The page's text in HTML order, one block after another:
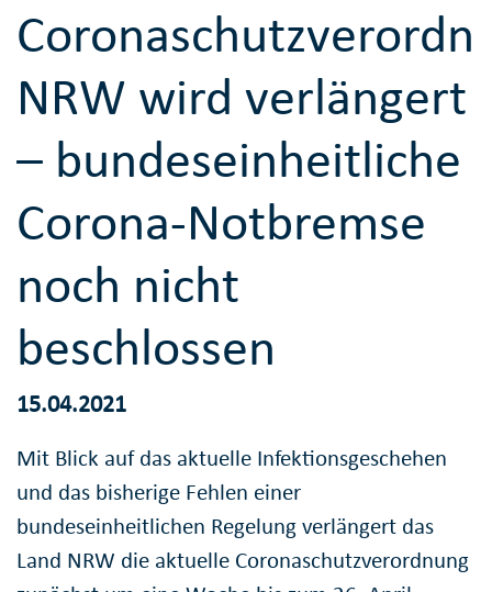
NRW wird verlängert
– bundeseinheitliche
Corona-Notbremse
noch nicht
beschlossen
15.04.2021
Mit Blick auf das aktuelle Infektionsgeschehen
und das bisherige Fehlen einer
bundeseinheitlichen Regelung verlängert das
Land NRW die aktuelle Coronaschutzverordnung